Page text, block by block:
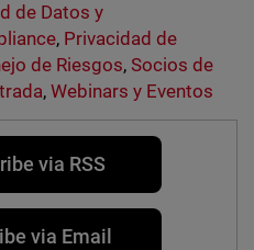
de Datos y
, Privacidad de
de Riesgos,Socios de
,Webinars y Eventos
via RSS
via Email